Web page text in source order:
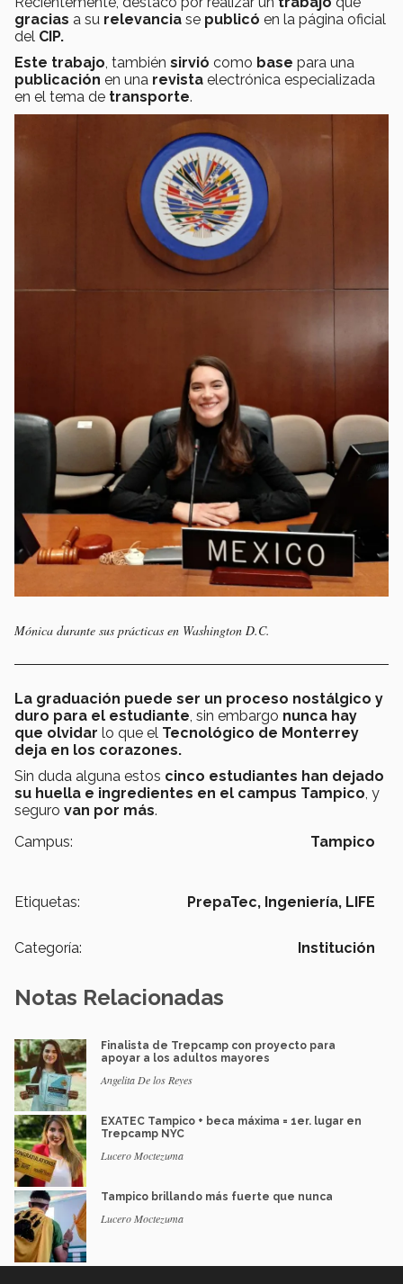
gracias a su relevancia se publicó en la página oficial
del CIP.
Este trabajo, también sirvió como base para una
publicación en una revista electrónica especializada
en el tema de transporte.
Mónica durante sus prácticas en Washington D.C.
La graduación puede ser un proceso nostálgico y
duro para el estudiante, sin embargo nunca hay
que olvidar lo que el Tecnológico de Monterrey
deja en los corazones.
Sin duda alguna estos cinco estudiantes han dejado
su huella e ingredientes en el campus Tampico, y
seguro van por más.
Campus:
Tampico
Etiquetas: PrepaTec, Ingeniería, LIFE
Categoría: Institución
Notas Relacionadas
Finalista de Trepcamp con proyecto para
apoyar a los adultos mayores
Angelita De los Reyes
EXATEC Tampico + beca máxima = 1er. lugar en
Trepcamp NYC
Lucero Moctezuma
Tampico brillando más fuerte que nunca
Lucero Moctezuma